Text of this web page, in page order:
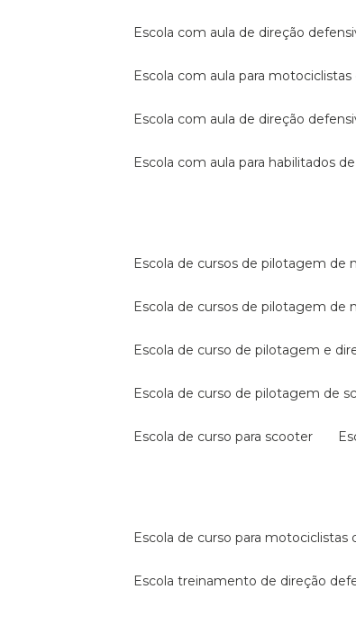
escola com aula de direção
escola com aula para
escola com aula de direção
escola com aula para habilitados
escola de cursos de pilotagem
escola de cursos de pilotagem de
escola de curso de pilotagem e
escola de curso de pilotagem de
escola de curso para scooter
escola de curso para motociclistas
escola treinamento de direção